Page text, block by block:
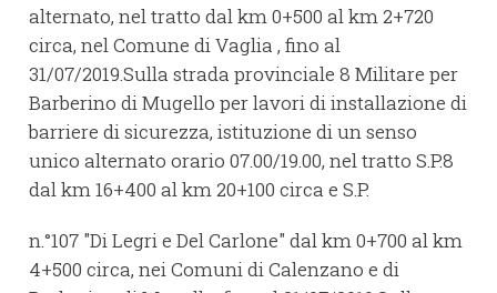
alternato, nel tratto dal km 0+500 al km 2+720
circa, nel Comune di Vaglia , fino al
31/07/2019.Sulla strada provinciale 8 Militare per
Barberino di Mugello per lavori di installazione di
barriere di sicurezza, istituzione di un senso
unico alternato orario 07.00/19.00, nel tratto S.P.8
dal km 16+400 al km 20+100 circa e S.P.
n.°107 "Di Legri e Del Carlone" dal km 0+700 al km
4+500 circa, nei Comuni di Calenzano e di